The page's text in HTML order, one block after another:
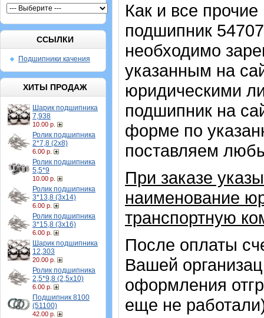
ССЫЛКИ
Подшипники качения
ХИТЫ ПРОДАЖ
Шарик подшипника
7,938
10.00 р.
Ролик подшипника
2*7,8 (2х8)
6.00 р.
Ролик подшипника
5,5*9
10.00 р.
Ролик подшипника
3*13,8 (3х14)
6.00 р.
Ролик подшипника
3*15,8 (3х16)
6.00 р.
Шарик подшипника
12,303
20.00 р.
Ролик подшипника
2,5*9,8 (2,5х10)
6.00 р.
Подшипник 8100
(51100)
42.00 р.
Как и все
подшипник
необходимо
указанным на
юридическими
подшипник на
форме по
поставляем
При заказе
наименование
транспортную
После оплаты
Вашей
оформления
еще не